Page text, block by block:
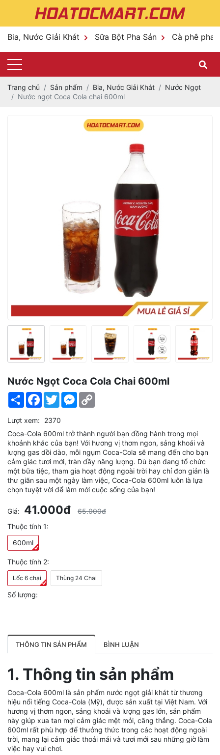
Bia, Nước Giải Khát Sữa Bột Pha Sản Cà phê pha
Trang chủ Sản phẩm Bia, Nước Giải Khát
Nước Ngọt
Nước ngọt Coca Cola chai 600ml
Nước Ngọt Coca Cola Chai 600ml
Share Facebook
TwitterMessenger
Lượt xem:
2370
Coca-Cola 600ml trở thành người bạn đồng hành trong mọi
khoảnh khắc của bạn! Với hương vị thơm ngon, sảng khoái và
lượng gas dồi dào, mỗi ngụm Coca-Cola sẽ mang đến cho bạn
cảm giác tươi mới, tràn đầy năng lượng. Dù bạn đang tổ chức
một bữa tiệc, tham gia hoạt động ngoài trời hay chỉ đơn giản là
thư giãn sau một ngày làm việc, Coca-Cola 600ml luôn là lựa
chọn tuyệt vời để làm mới cuộc sống của bạn!
Giá: 41.000đ
65.000đ
Thuộc tính 1:
600ml
Thuộc tính 2:
Lốc 6 chai Thùng 24 Chai
Số lượng:
THÔNG TIN SẢN PHẨM BÌNH LUẬN
1. Thông tin sản phẩm
Coca-Cola 600ml là sản phẩm nước ngọt giải khát từ thương
hiệu nổi tiếng Coca-Cola (Mỹ), được sản xuất tại Việt Nam. Với
hương vị thơm ngon, sảng khoái và lượng gas lớn, sản phẩm
này giúp xua tan mọi cảm giác mệt mỏi, căng thẳng. Coca-Cola
600ml rất phù hợp để thưởng thức trong các hoạt động ngoài
trời, mang lại cảm giác thoải mái và tươi mới sau những giờ làm
việc hay vui chơi.